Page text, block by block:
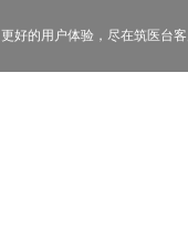
更好的用户体验， 尽在筑医台